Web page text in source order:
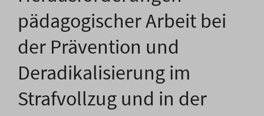
pädagogischer Arbeit bei
der Prävention und
Deradikalisierung im
Strafvollzug und in der